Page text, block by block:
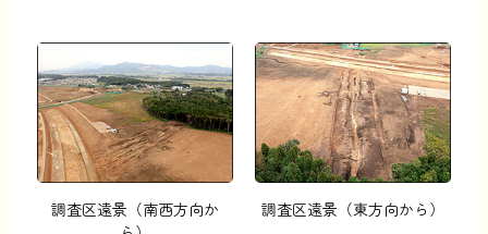
調査区遠景（南西方向か
調査区遠景（東方向から）